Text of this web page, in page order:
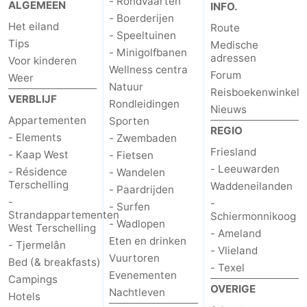
-
Leeuwarden
Waddeneilanden
-
Schiermonnikoog
-
Vlieland
-
Texel
Weer
Contact
ALGEMEEN
Het eiland
Tips
Voor kinderen
Weer
VERBLIJF
Appartementen
- Elements
- Kaap West
- Résidence
Terschelling
-
Strandappartementen
West Terschelling
- Tjermelân
Bed (& breakfasts)
Campings
Hotels
- Boerderijen
- Speeltuinen
- Minigolfbanen
Wellness centra
Natuur
Rondleidingen
Sporten
- Zwembaden
- Fietsen
- Wandelen
- Paardrijden
- Surfen
- Wadlopen
Eten en drinken
Vuurtoren
Evenementen
Nachtleven
INFO.
Route
Medische
adressen
Forum
Reisboekenwinkel
Nieuws
REGIO
Friesland
- Leeuwarden
Waddeneilanden
-
Schiermonnikoog
- Ameland
- Vlieland
- Texel
OVERIGE